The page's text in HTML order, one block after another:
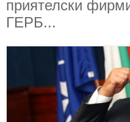
приятелски
ГЕРБ...